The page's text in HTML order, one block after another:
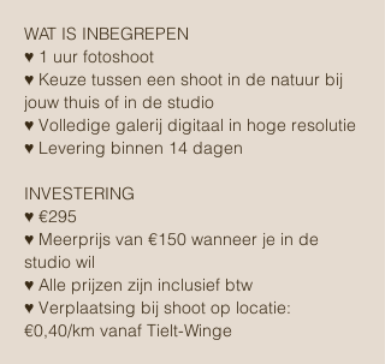
WAT IS INBEGREPEN
♥ 1 uur fotoshoot
♥ Keuze tussen een shoot in de natuur bij
jouw thuis of in de studio
♥ Volledige galerij digitaal in hoge resolutie
♥ Levering binnen 14 dagen
INVESTERING
♥ €295
♥ Meerprijs van €150 wanneer je in de
studio wil
♥ Alle prijzen zijn inclusief btw
♥ Verplaatsing bij shoot op locatie:
€0,40/km vanaf Tielt-Winge